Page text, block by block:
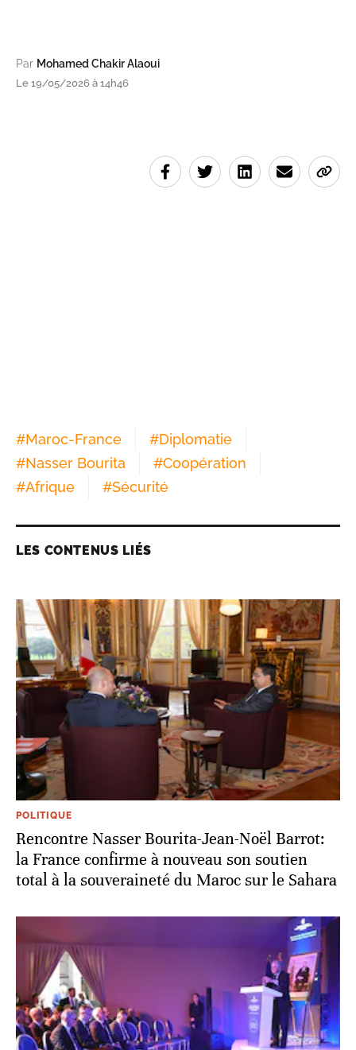
Par Mohamed Chakir Alaoui
Le 19/05/2026 à 14h46
#Maroc-France #Diplomatie
#Nasser Bourita #Coopération
#Afrique #Sécurité
LES CONTENUS LIÉS
POLITIQUE
Rencontre Nasser Bourita-Jean-Noël Barrot:
la France confirme à nouveau son soutien
total à la souveraineté du Maroc sur le Sahara